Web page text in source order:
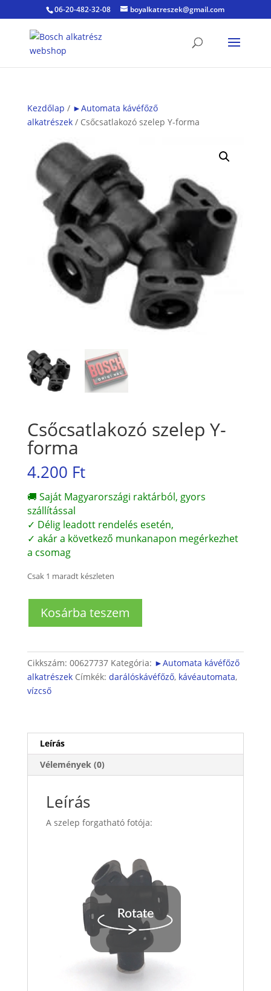
06-20-482-32-08 boyalkatreszek@gmail.com
Kezdőlap / ►Automata kávéfőző
alkatrészek/ Csőcsatlakozó szelep Y-forma
Csőcsatlakozó szelep Y-
forma
4.200 Ft
🚚 Saját Magyarországi raktárból, gyors
szállítással
✓ Délig leadott rendelés esetén,
✓ akár a következő munkanapon megérkezhet
a csomag
Csak 1 maradt készleten
szelep
mennyiség
Kosárba teszem
Cikkszám: 00627737 Kategória: ►Automata kávéfőző
alkatrészek Címkék: darálóskávéfőző, kávéautomata,
vízcső
Leírás
Vélemények (0)
Leírás
A szelep forgatható fotója: